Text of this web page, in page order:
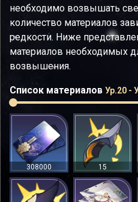
необходимо возвышать
количество материалов
редкости. Ниже
материалов необходимых
возвышения.
Список материалов Ур.20 -
308000 15